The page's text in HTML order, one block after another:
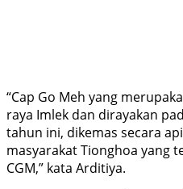
“Cap Go Meh yang
raya Imlek dan dirayakan
tahun ini, dikemas secara
masyarakat Tionghoa yang
CGM,” kata Arditiya.